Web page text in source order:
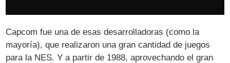
Capcom fue una de esas desarrolladoras (como la
mayoría), que realizaron una gran cantidad de juegos
para la NES. Y a partir de 1988, aprovechando el gran